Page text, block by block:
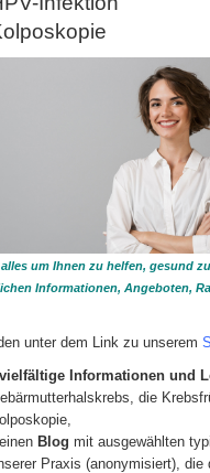
Zur
nahegelegenen
suchen wird eine
Servicekraft, die
schätzt und
Die Arbeitszeiten
einteilbar, so wie
uns in die
Sie sollten sich
Stelle zunächst
um Ihnen zu helfen, gesund
Informationen, Angeboten,
unter dem Link zu unserem
vielfältige Informationen und
die
einen Blog mit ausgewählten
Praxis (anonymisiert),